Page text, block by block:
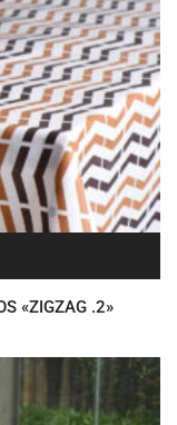
«ZIGZAG .2»